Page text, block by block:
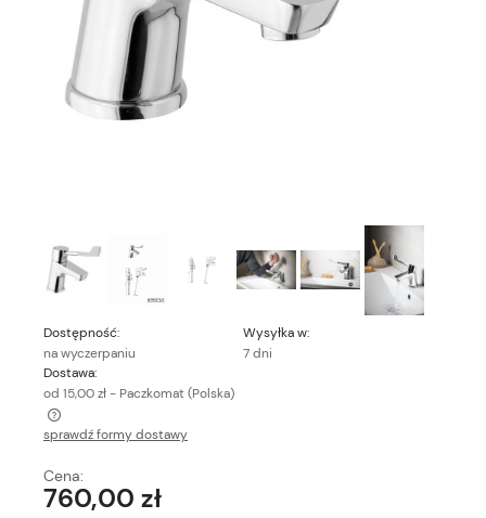
Dostępność:
na wyczerpaniu
Wysyłka w:
7 dni
Dostawa:
od 15,00 zł- Paczkomat(Polska)
Cena nie zawiera ewentualnych kosztów płatności
sprawdź formy dostawy
Cena:
760,00 zł